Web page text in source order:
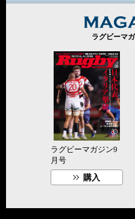
ラグビーマ
ラグビーマガジン9
月号
購入